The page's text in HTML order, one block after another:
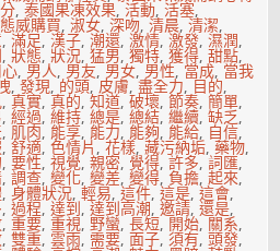
,泰國果凍效果,活動,活塞,
威購買,淑女,深吻,清晨,清潔,
,滿足,漢子,潮還,激情,激發,濕潤,
,狀態,狀況,猛男,獨特,獲得,甜點,
, 男人, 男友, 男女, 男性, 當成, 當我
,發現, 的頭,皮膚,盡全力, 目的,
,真實,真的,知道,破壞,節奏,簡單,
,經過,維持,總是,總結,繼續,缺乏,
,肌肉, 能享, 能力, 能夠, 能給, 自信,
,舒適,色情片,花樣,藏污納垢,藥物,
,要性,視覺,親密, 覺得,許多, 詞匯,
,調查,變化,變差,變得, 負擔,起來,
,身體狀況,輕易,這件,這是,這會,
,過程,達到,達到高潮,邀請,還是,
,重要,重視,野蠻,長短, 開始, 關系,
,雙重,雲雨, 需要,面子,須有,頭發,